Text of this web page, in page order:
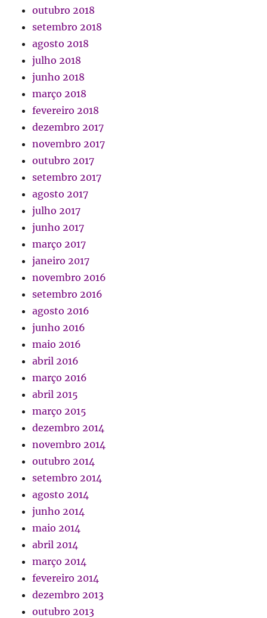
outubro 2018
setembro 2018
agosto 2018
julho 2018
junho 2018
março 2018
fevereiro 2018
dezembro 2017
novembro 2017
outubro 2017
setembro 2017
agosto 2017
julho 2017
junho 2017
março 2017
janeiro 2017
novembro 2016
setembro 2016
agosto 2016
junho 2016
maio 2016
abril 2016
março 2016
abril 2015
março 2015
dezembro 2014
novembro 2014
outubro 2014
setembro 2014
agosto 2014
junho 2014
maio 2014
abril 2014
março 2014
fevereiro 2014
dezembro 2013
outubro 2013